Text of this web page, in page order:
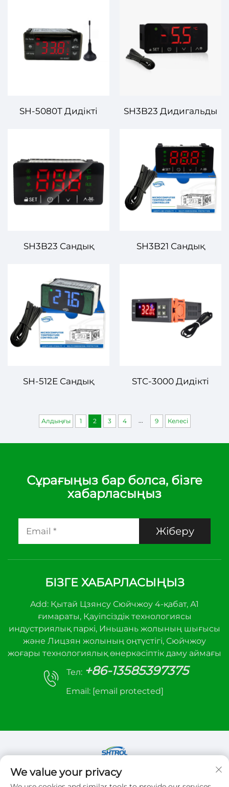
Сенімді және
Көпшілік
Контролері –
Қысымдау және
Соғырлау
Қолданбалары үшін
SH-5080T Дидікті
Қосмекеттік және
Саудағы Қолдану үшін
Өзекті Контроль
SH3B23 Дидигальды
Контролдері –
Өзбеккелікті Басқару
Үшін Өндіріс және
Коммерциялық
Қажеттер
SH3B23 Сандық
реттегішінің
ауыстырғышы EVCO
SH3B21 Сандық
SH-512E Сандық
реттегішінің
ауыстырмасы
Fullguage
STC-3000 Дидікті
Контролер –
Қосметикалық және
Саудағы Қолдану үшін
Температуралық
Контроль
Алдыңғы 1 2 3 4 ... 9 Келесі
Сұрағыңыз бар болса, бізге
хабарласыңыз
Жіберу
БІЗГЕ ХАБАРЛАСЫҢЫЗ
Add: Қытай Цзянсу Сюйчжоу 4-қабат, А1
ғимараты, Қауіпсіздік технологиясы
индустриялық паркі, Иньшань жолының шығысы
және Лицзян жолының оңтүстігі, Сюйчжоу
жоғары технологиялық өнеркәсіптік даму аймағы
Тел: +86-13585397375
Email: [email protected]
Copyright © 2026 Xuzhou sanhe automatic
We value your privacy